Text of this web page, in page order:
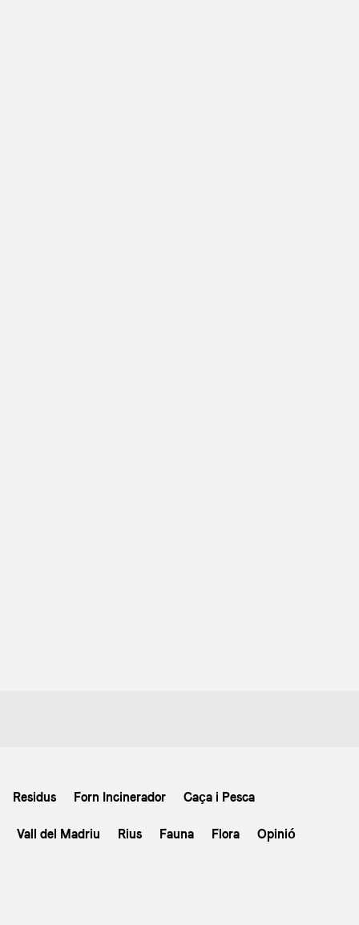
Residus Forn Incinerador Caça i Pesca
Vall del Madriu Rius Fauna Flora Opinió